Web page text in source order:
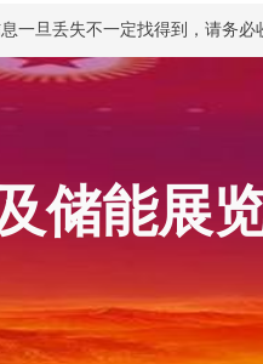
一旦丢失不一定找得到，请务必
储能展